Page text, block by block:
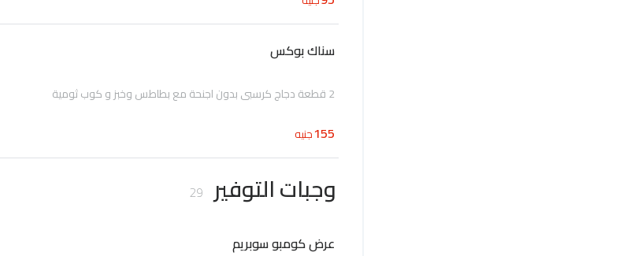
سناك بوكس
2 قطعة دجاج كرسبي بدون اجنحة مع بطاطس وخبز و كوب ثومية
155جنيه
وجبات التوفير 29
عرض كومبو سوبريم